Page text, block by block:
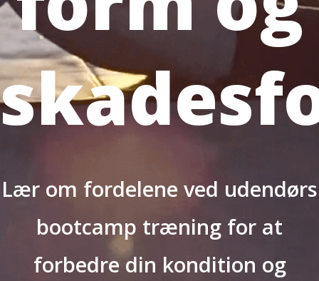
Lær om fordelene ved udendørs
bootcamp træning for at
forbedre din kondition og